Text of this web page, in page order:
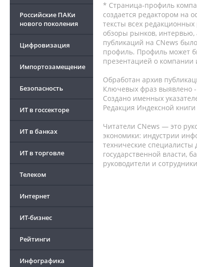
Российские ПАКи
нового поколения
Цифровизация
Импортозамещение
Безопасность
ИТ в госсекторе
ИТ в банках
ИТ в торговле
Телеком
Интернет
ИТ-бизнес
Рейтинги
Инфографика
* Страница-профиль
создается редактором на
тексты всех редакционных
обзоры рынков, интервью,
публикаций на CNews
профиль. Профиль может
презентацией о компании
Обработан архив
Ключевых фраз выявлено -
Создано именных
Редакция Индексной книги
Читатели CNews — это
экономики: индустрии
технические
государственной власти,
руководители и